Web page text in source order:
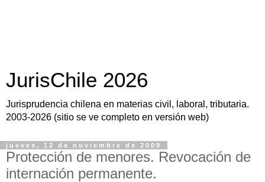
JurisChile 2026
Jurisprudencia chilena en materias civil, laboral, tributaria.
2003-2026 (sitio se ve completo en versión web)
jueves, 12 de noviembre de 2009
Protección de menores. Revocación de
internación permanente.